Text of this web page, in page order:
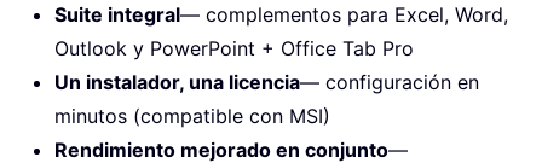
Suite integral— complementos para Excel, Word,
Outlook y PowerPoint + Office Tab Pro
Un instalador, una licencia— configuración en
minutos (compatible con MSI)
Rendimiento mejorado en conjunto—